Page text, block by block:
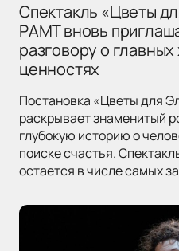
Спектакль «Цветы
РАМТ вновь
разговору о
ценностях
Постановка «Цветы для
раскрывает знаменитый
глубокую историю о
поиске счастья.
остается в числе самых